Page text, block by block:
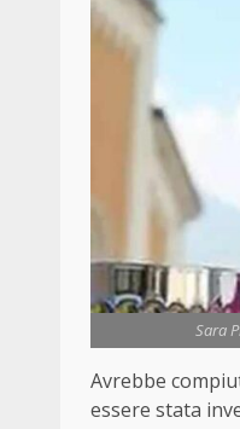
Sara
Avrebbe
essere stata